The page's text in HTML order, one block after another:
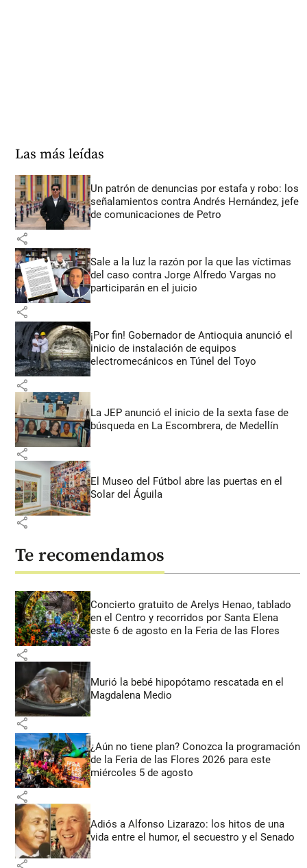
Las más leídas
Un patrón de denuncias por estafa y robo: los
señalamientos contra Andrés Hernández, jefe
de comunicaciones de Petro
share
Sale a la luz la razón por la que las víctimas
del caso contra Jorge Alfredo Vargas no
participarán en el juicio
share
¡Por fin! Gobernador de Antioquia anunció el
inicio de instalación de equipos
electromecánicos en Túnel del Toyo
share
La JEP anunció el inicio de la sexta fase de
búsqueda en La Escombrera, de Medellín
share
El Museo del Fútbol abre las puertas en el
Solar del Águila
share
Te recomendamos
Concierto gratuito de Arelys Henao, tablado
en el Centro y recorridos por Santa Elena
este 6 de agosto en la Feria de las Flores
share
Murió la bebé hipopótamo rescatada en el
Magdalena Medio
share
¿Aún no tiene plan? Conozca la programación
de la Feria de las Flores 2026 para este
miércoles 5 de agosto
share
Adiós a Alfonso Lizarazo: los hitos de una
vida entre el humor, el secuestro y el Senado